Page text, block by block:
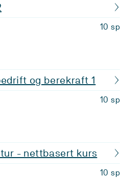
10 sp
og berekraft 1
10 sp
- nettbasert kurs
10 sp